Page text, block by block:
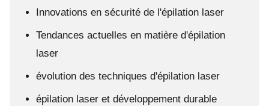
Innovations en sécurité de l'épilation laser
Tendances actuelles en matière d'épilation
laser
évolution des techniques d'épilation laser
épilation laser et développement durable